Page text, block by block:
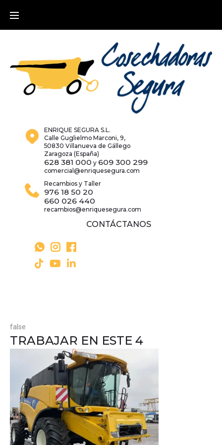
ENRIQUE SEGURA S.L.
Calle Guglielmo Marconi, 9,
50830 Villanueva de Gállego
Zaragoza (España)
628 381 000 y 609 300 299
comercial@enriquesegura.com
Recambios y Taller
976 18 50 20
660 026 440
recambios@enriquesegura.com
CONTÁCTANOS
false
TRABAJAR EN ESTE 4